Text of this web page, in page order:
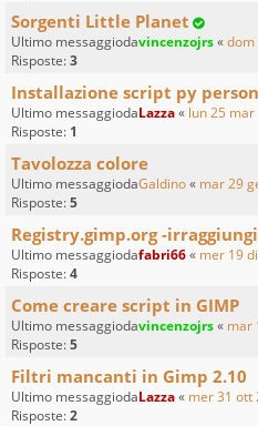
Sorgenti Little Planet
Ultimo messaggiodavincenzojrs«dom
Risposte:3
Installazione script py
Ultimo messaggiodaLazza« lun 25 mar
Risposte: 1
Tavolozza colore
Ultimo messaggiodaGaldino« mar 29
Risposte:5
Registry.gimp.org -
Ultimo messaggiodafabri66« mer 19
Risposte:4
Come creare script in GIMP
Ultimo messaggiodavincenzojrs« mar
Risposte:5
Filtri mancanti in Gimp 2.10
Ultimo messaggiodaLazza« mer 31 ott
Risposte:2